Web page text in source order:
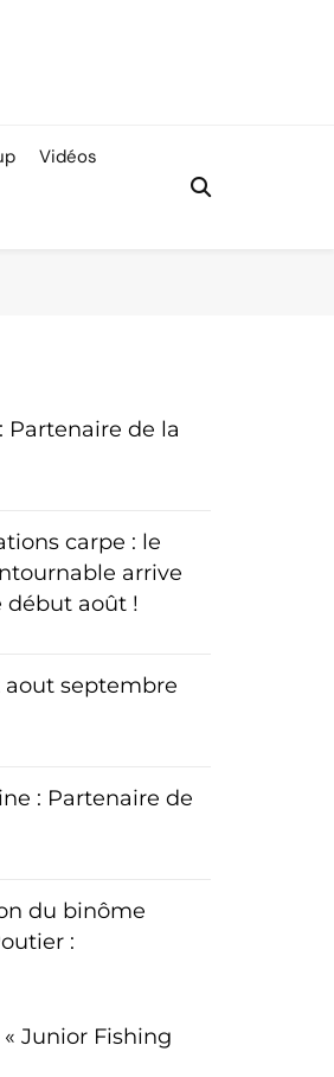
Vidéos
Partenaire de la
carpe : le
arrive
début août !
aout septembre
: Partenaire de
du binôme
:
Junior Fishing